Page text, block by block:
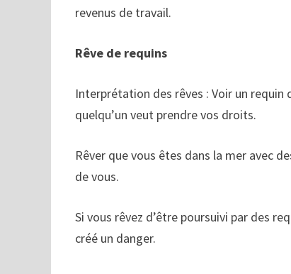
revenus de travail.
Rêve de requins
Interprétation des rêves : Voir un
quelqu’un veut prendre vos droits.
Rêver que vous êtes dans la mer avec
de vous.
Si vous rêvez d’être poursuivi par des
créé un danger.